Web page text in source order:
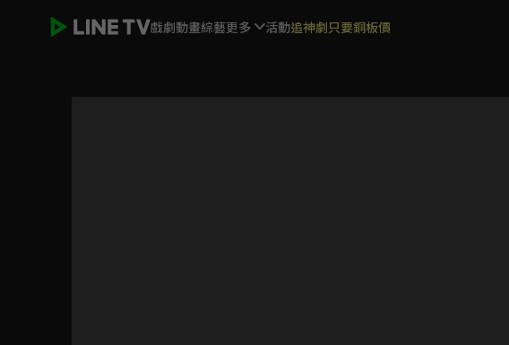
戲劇動畫綜藝更多 活動追神劇只要銅板價